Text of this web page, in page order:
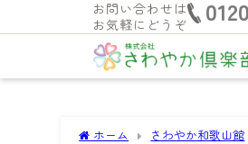
お問い合わせは
お気軽にどうぞ
ホーム さわやか和歌山館